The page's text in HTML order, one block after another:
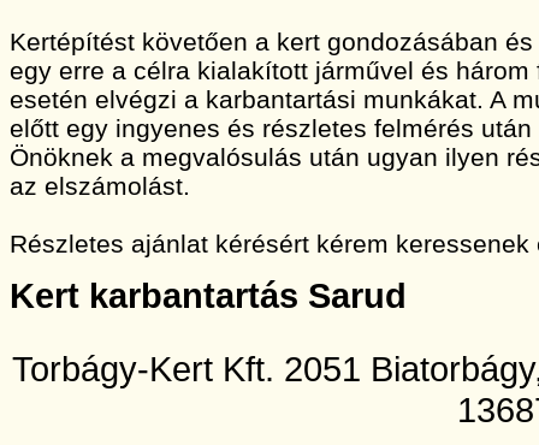
Kertépítést követően a kert gondozásában
egy erre a célra kialakított járművel és
esetén elvégzi a karbantartási munkákat. A
előtt egy ingyenes és részletes felmérés
Önöknek a megvalósulás után ugyan ilyen
az elszámolást.
Részletes ajánlat kérésért kérem
Kert karbantartás Sarud
Torbágy-Kert Kft. 2051